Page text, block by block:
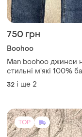
450 грн
Tommy Hilfiger
Джинси tommy hilfiger
чоловічі
33
TOP